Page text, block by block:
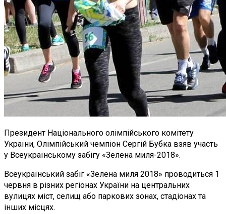
Президент Національного олімпійського комітету
України, Олімпійський чемпіон Сергій Бубка взяв участь
у Всеукраїнському забігу «Зелена миля-2018».
Всеукраїнський забіг «Зелена миля 2018» проводиться 1
червня в різних регіонах України на центральних
вулицях міст, селищ або паркових зонах, стадіонах та
інших місцях.